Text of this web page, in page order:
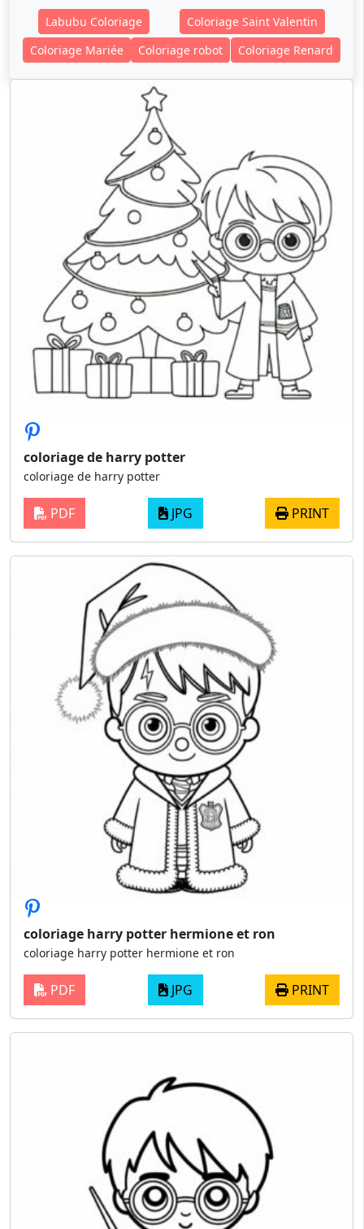
Labubu Coloriage
Coloriage Saint Valentin
Coloriage Mariée
Coloriage robot Coloriage Renard
coloriage de harry potter
coloriage de harry potter
PDF JPG PRINT
coloriage harry potter hermione et ron
coloriage harry potter hermione et ron
PDF JPG PRINT